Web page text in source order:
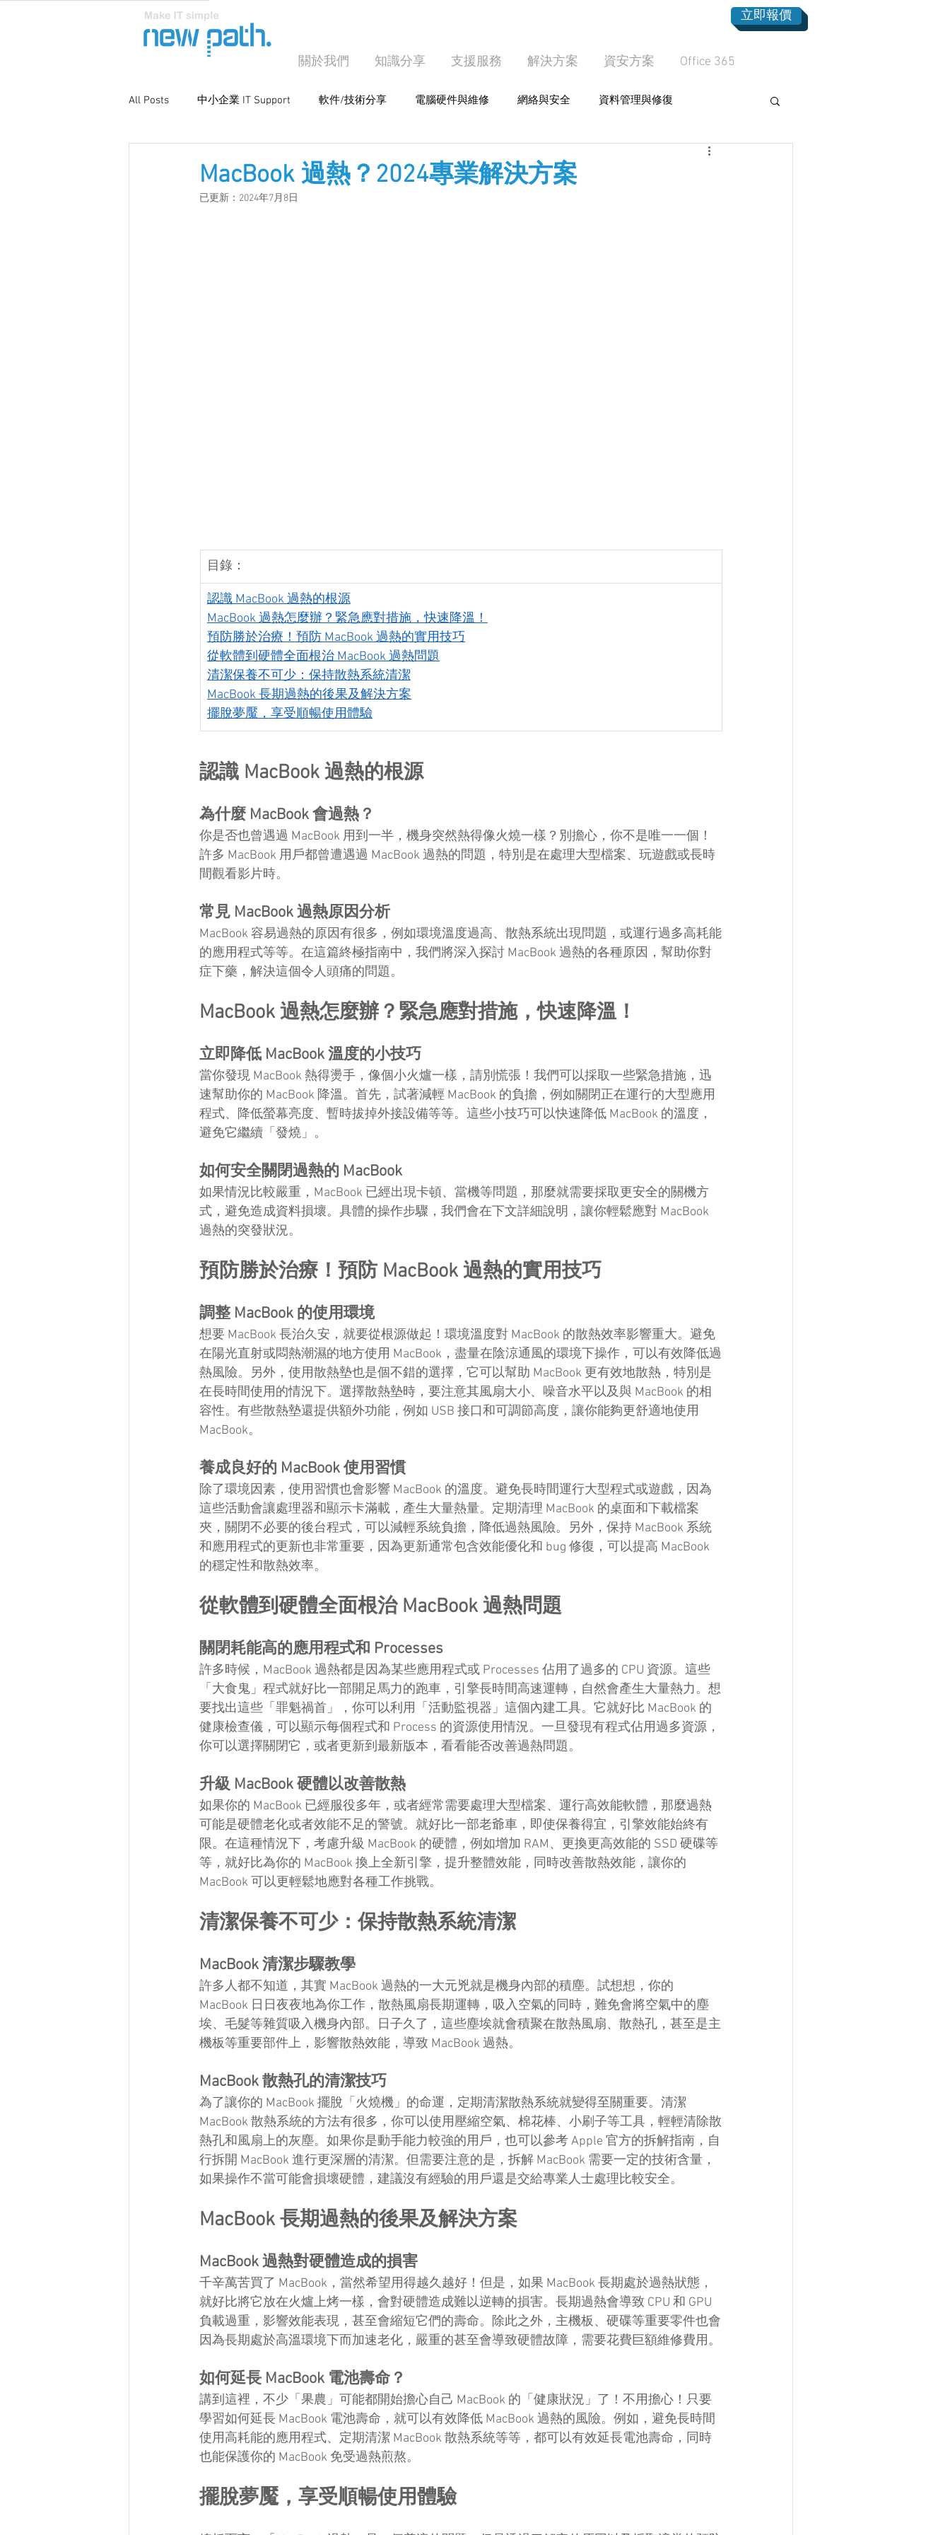
立即報價
關於我們 知識分享 支援服務 解決方案 資安方案 Office 365
All Posts 中小企業 IT Support 軟件/技術分享 電腦硬件與維修 網絡與安全 資料管理與修復
MacBook 過熱？2024專業解決方案
已更新： 2024年7月8日
目錄：
認識 MacBook 過熱的根源
MacBook 過熱怎麼辦？緊急應對措施，快速降溫！
預防勝於治療！預防 MacBook 過熱的實用技巧
從軟體到硬體全面根治 MacBook 過熱問題
清潔保養不可少：保持散熱系統清潔
MacBook 長期過熱的後果及解決方案
擺脫夢魘，享受順暢使用體驗
認識 MacBook 過熱的根源
為什麼 MacBook 會過熱？
你是否也曾遇過 MacBook 用到一半，機身突然熱得像火燒一樣？別擔心，你不是唯一一個！
許多 MacBook 用戶都曾遭遇過 MacBook 過熱的問題，特別是在處理大型檔案、玩遊戲或長時
間觀看影片時。
常見 MacBook 過熱原因分析
MacBook 容易過熱的原因有很多，例如環境溫度過高、散熱系統出現問題，或運行過多高耗能
的應用程式等等。在這篇終極指南中，我們將深入探討 MacBook 過熱的各種原因，幫助你對
症下藥，解決這個令人頭痛的問題。
MacBook 過熱怎麼辦？緊急應對措施，快速降溫！
立即降低 MacBook 溫度的小技巧
當你發現 MacBook 熱得燙手，像個小火爐一樣，請別慌張！我們可以採取一些緊急措施，迅
速幫助你的 MacBook 降溫。首先，試著減輕 MacBook 的負擔，例如關閉正在運行的大型應用
程式、降低螢幕亮度、暫時拔掉外接設備等等。這些小技巧可以快速降低 MacBook 的溫度，
避免它繼續「發燒」。
如何安全關閉過熱的 MacBook
如果情況比較嚴重，MacBook 已經出現卡頓、當機等問題，那麼就需要採取更安全的關機方
式，避免造成資料損壞。具體的操作步驟，我們會在下文詳細說明，讓你輕鬆應對 MacBook
過熱的突發狀況。
預防勝於治療！預防 MacBook 過熱的實用技巧
調整 MacBook 的使用環境
想要 MacBook 長治久安，就要從根源做起！環境溫度對 MacBook 的散熱效率影響重大。避免
在陽光直射或悶熱潮濕的地方使用 MacBook，盡量在陰涼通風的環境下操作，可以有效降低過
熱風險。另外，使用散熱墊也是個不錯的選擇，它可以幫助 MacBook 更有效地散熱，特別是
在長時間使用的情況下。選擇散熱墊時，要注意其風扇大小、噪音水平以及與 MacBook 的相
容性。有些散熱墊還提供額外功能，例如 USB 接口和可調節高度，讓你能夠更舒適地使用
MacBook。
養成良好的 MacBook 使用習慣
除了環境因素，使用習慣也會影響 MacBook 的溫度。避免長時間運行大型程式或遊戲，因為
這些活動會讓處理器和顯示卡滿載，產生大量熱量。定期清理 MacBook 的桌面和下載檔案
夾，關閉不必要的後台程式，可以減輕系統負擔，降低過熱風險。另外，保持 MacBook 系統
和應用程式的更新也非常重要，因為更新通常包含效能優化和 bug 修復，可以提高 MacBook
的穩定性和散熱效率。
從軟體到硬體全面根治 MacBook 過熱問題
關閉耗能高的應用程式和 Processes
許多時候，MacBook 過熱都是因為某些應用程式或 Processes 佔用了過多的 CPU 資源。這些
「大食鬼」程式就好比一部開足馬力的跑車，引擎長時間高速運轉，自然會產生大量熱力。想
要找出這些「罪魁禍首」，你可以利用「活動監視器」這個內建工具。它就好比 MacBook 的
健康檢查儀，可以顯示每個程式和 Process 的資源使用情況。一旦發現有程式佔用過多資源，
你可以選擇關閉它，或者更新到最新版本，看看能否改善過熱問題。
升級 MacBook 硬體以改善散熱
如果你的 MacBook 已經服役多年，或者經常需要處理大型檔案、運行高效能軟體，那麼過熱
可能是硬體老化或者效能不足的警號。就好比一部老爺車，即使保養得宜，引擎效能始終有
限。在這種情況下，考慮升級 MacBook 的硬體，例如增加 RAM、更換更高效能的 SSD 硬碟等
等，就好比為你的 MacBook 換上全新引擎，提升整體效能，同時改善散熱效能，讓你的
MacBook 可以更輕鬆地應對各種工作挑戰。
清潔保養不可少：保持散熱系統清潔
MacBook 清潔步驟教學
許多人都不知道，其實 MacBook 過熱的一大元兇就是機身內部的積塵。試想想，你的
MacBook 日日夜夜地為你工作，散熱風扇長期運轉，吸入空氣的同時，難免會將空氣中的塵
埃、毛髮等雜質吸入機身內部。日子久了，這些塵埃就會積聚在散熱風扇、散熱孔，甚至是主
機板等重要部件上，影響散熱效能，導致 MacBook 過熱。
MacBook 散熱孔的清潔技巧
為了讓你的 MacBook 擺脫「火燒機」的命運，定期清潔散熱系統就變得至關重要。清潔
MacBook 散熱系統的方法有很多，你可以使用壓縮空氣、棉花棒、小刷子等工具，輕輕清除散
熱孔和風扇上的灰塵。如果你是動手能力較強的用戶，也可以參考 Apple 官方的拆解指南，自
行拆開 MacBook 進行更深層的清潔。但需要注意的是，拆解 MacBook 需要一定的技術含量，
如果操作不當可能會損壞硬體，建議沒有經驗的用戶還是交給專業人士處理比較安全。
MacBook 長期過熱的後果及解決方案
MacBook 過熱對硬體造成的損害
千辛萬苦買了 MacBook，當然希望用得越久越好！但是，如果 MacBook 長期處於過熱狀態，
就好比將它放在火爐上烤一樣，會對硬體造成難以逆轉的損害。長期過熱會導致 CPU 和 GPU
負載過重，影響效能表現，甚至會縮短它們的壽命。除此之外，主機板、硬碟等重要零件也會
因為長期處於高溫環境下而加速老化，嚴重的甚至會導致硬體故障，需要花費巨額維修費用。
如何延長 MacBook 電池壽命？
講到這裡，不少「果農」可能都開始擔心自己 MacBook 的「健康狀況」了！不用擔心！只要
學習如何延長 MacBook 電池壽命，就可以有效降低 MacBook 過熱的風險。例如，避免長時間
使用高耗能的應用程式、定期清潔 MacBook 散熱系統等等，都可以有效延長電池壽命，同時
也能保護你的 MacBook 免受過熱煎熬。
擺脫夢魘，享受順暢使用體驗